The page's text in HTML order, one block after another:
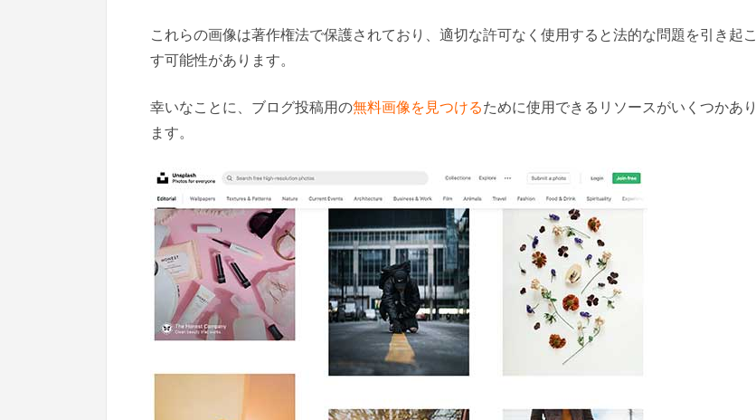
これらの画像は著作権法で保護されており、適切な許可なく使用すると法的な問題を引き起こ
す可能性があります。
幸いなことに、ブログ投稿用の無料画像を見つけるために使用できるリソースがいくつかあり
ます。